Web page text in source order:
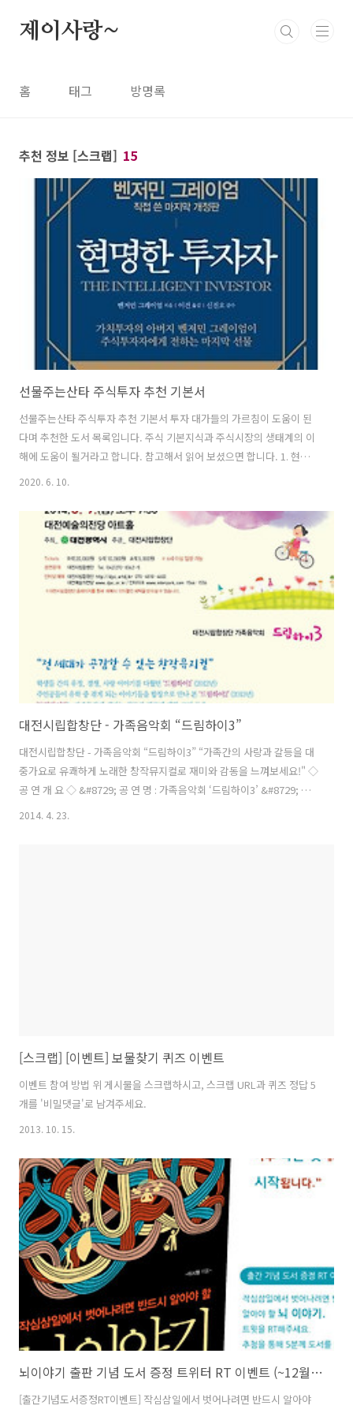
제이사랑~
홈 태그 방명록
추천 정보 [스크랩] 15
선물주는산타 주식투자 추천 기본서
선물주는산타 주식투자 추천 기본서 투자 대가들의 가르침이 도움이 된
다며 추천한 도서 목록입니다. 주식 기본지식과 주식시장의 생태계의 이
해에 도움이 될거라고 합니다. 참고해서 읽어 보셨으면 합니다. 1. 현명
한 투자자 1 벤저민 그레이엄 직접 쓴 마지막 개정판 [ 개정판 ] 벤저민 그
일 | 원서 : The Intelligent Investor 2. 최고의 주식 최적의 타이밍 [ 개
정증보판 ] 윌리엄 J. 오닐 저 | 굿모닝북스 | 2012년 06월 20일 | 원서 :
How to Make Money in Stocks, 4th edition 3. 작지만 강한 기업에
투자하라 랄프 웬저 저 / 박정태 역 | 굿모닝북스 | 2007년..
2020. 6. 10.
대전시립합창단 - 가족음악회 “드림하이3”
대전시립합창단 - 가족음악회 “드림하이3” “가족간의 사랑과 갈등을 대
중가요로 유쾌하게 노래한 창작뮤지컬로 재미와 감동을 느껴보세요!" ◇
공 연 개 요 ◇ &#8729; 공 연 명 : 가족음악회 ‘드림하이3’ &#8729; 일
시 및 장소 : 2014. 5. 9(금) 오후 7:30 대전예술의전당 아트홀 &#8729;
2014. 4. 23.
[스크랩] [이벤트] 보물찾기 퀴즈 이벤트
이벤트 참여 방법 위 게시물을 스크랩하시고, 스크랩 URL과 퀴즈 정답 5
개를 '비밀댓글'로 남겨주세요.
2013. 10. 15.
뇌이야기 출판 기념 도서 증정 트위터 RT 이벤트 (~12월19일까지)
[출간기념도서증정RT이벤트] 작심삼일에서 벗어나려면 반드시 알아야